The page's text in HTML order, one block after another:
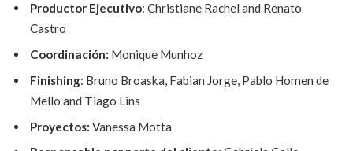
Productor Ejecutivo: Christiane Rachel and Renato
Castro
Coordinación: Monique Munhoz
Finishing: Bruno Broaska, Fabian Jorge, Pablo Homen de
Mello and Tiago Lins
Proyectos: Vanessa Motta